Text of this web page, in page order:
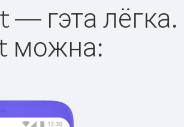
— гэта лёгка.
можна: